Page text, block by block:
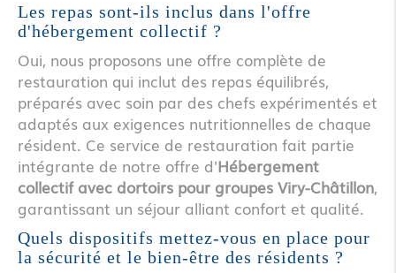
Les repas sont-ils inclus dans l'offre
d'hébergement collectif ?
Oui, nous proposons une offre complète de
restauration qui inclut des repas équilibrés,
préparés avec soin par des chefs expérimentés et
adaptés aux exigences nutritionnelles de chaque
résident. Ce service de restauration fait partie
intégrante de notre offre d'Hébergement
collectif avec dortoirs pour groupes Viry-Châtillon,
garantissant un séjour alliant confort et qualité.
Quels dispositifs mettez-vous en place pour
la sécurité et le bien-être des résidents ?